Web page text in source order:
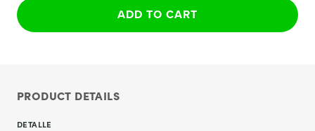
ADD TO CART
PRODUCT DETAILS
DETALLE